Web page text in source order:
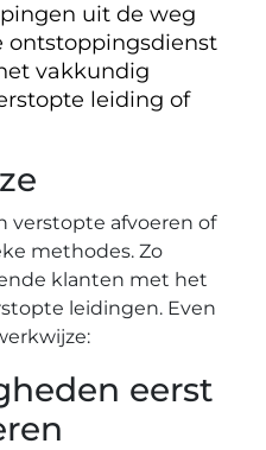
uit de weg
ontstoppingsdienst
vakkundig
leiding of
verstopte afvoeren of
methodes. Zo
klanten met het
leidingen. Even
eerst